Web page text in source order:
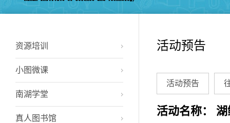
资源培训
小图微课
南湖学堂
真人图书馆
活动预告
活动预告
活动名称：